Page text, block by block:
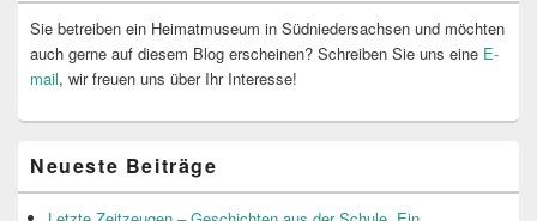
Sie betreiben ein Heimatmuseum in Südniedersachsen und möchten
auch gerne auf diesem Blog erscheinen? Schreiben Sie uns eine E-
mail, wir freuen uns über Ihr Interesse!
Neueste Beiträge